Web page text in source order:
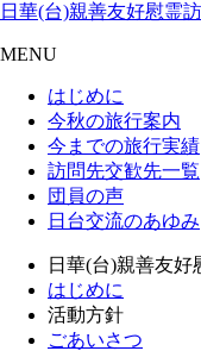
日華(台)親善友好慰霊
MENU
はじめに
今秋の旅行案内
今までの旅行実績
訪問先交歓先一覧
団員の声
日台交流のあゆみ
日華(台)親善友好
はじめに
活動方針
ごあいさつ